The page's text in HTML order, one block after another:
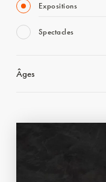
Expositions
Spectacles
Âges